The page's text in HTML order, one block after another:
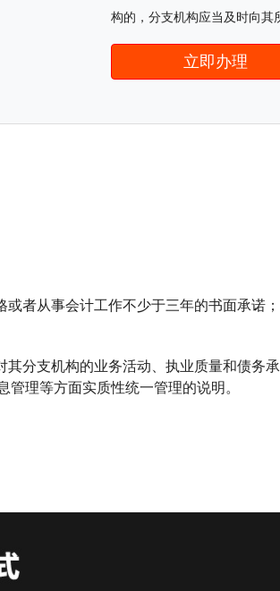
构的，分支机构应当及时向其
立即办理
者从事会计工作不少于三年的书面承诺；
分支机构的业务活动、执业质量和债务
理等方面实质性统一管理的说明。